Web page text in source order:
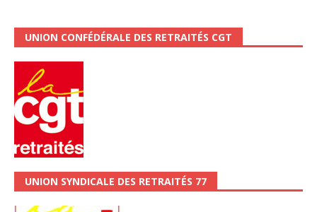
UNION CONFÉDÉRALE DES RETRAITÉS CGT
UNION SYNDICALE DES RETRAITÉS 77